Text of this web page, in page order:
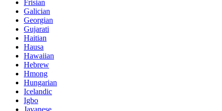
Frisian
Galician
Georgian
Gujarati
Haitian
Hausa
Hawaiian
Hebrew
Hmong
Hungarian
Icelandic
Igbo
Javanese